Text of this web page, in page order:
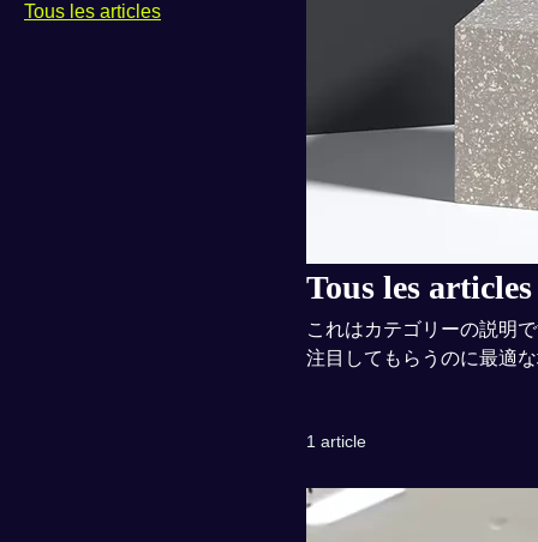
Tous les articles
Tous les articles
これはカテゴリーの説明
注目してもらうのに最適
1 article